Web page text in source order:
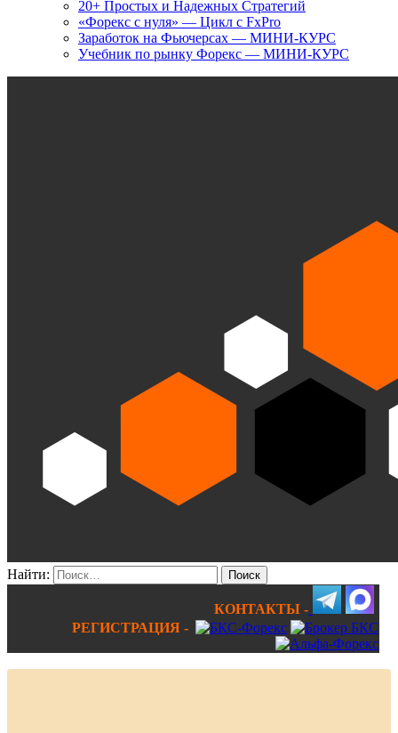
20+ Простых и Надежных Стратегий
«Форекс с нуля» — Цикл с FxPro
Заработок на Фьючерсах — МИНИ-КУРС
Учебник по рынку Форекс — МИНИ-КУРС
Найти:
КОНТАКТЫ -
РЕГИСТРАЦИЯ -